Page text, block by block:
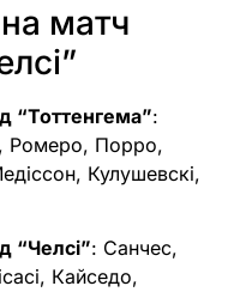
матч
“Тоттенгема”:
Ромеро, Порро,
Кулушевскі,
“Челсі”: Санчес,
Кайседо,